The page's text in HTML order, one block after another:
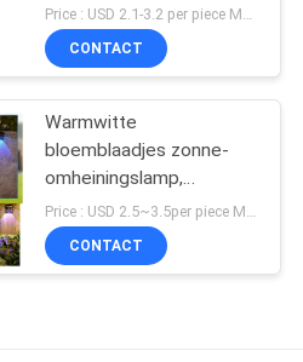
Price : USD 2.1-3.2 per piece MOQ:10 PCs
CONTACT
Warmwitte
bloemblaadjes zonne-
omheiningslamp,
automatisch aan en uit
CONTACT